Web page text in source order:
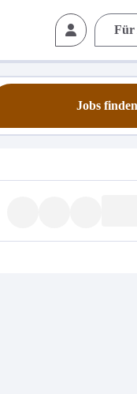
Für
Jobs finden